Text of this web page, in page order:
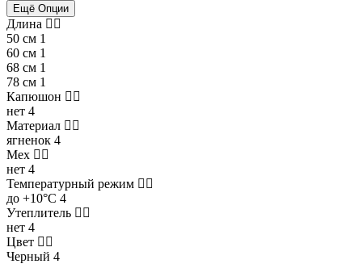
Ещё Опции
Длина
50 см 1
60 см 1
68 см 1
78 см 1
Капюшон
нет 4
Материал
ягненок 4
Мех
нет 4
Температурный режим
до +10°С 4
Утеплитель
нет 4
Цвет
Черный 4